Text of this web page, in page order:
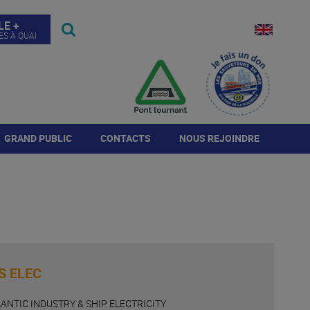
+
À QUAI
GRAND PUBLIC CONTACTS NOUS REJOINDRE
ELEC
INDUSTRY & SHIP ELECTRICITY